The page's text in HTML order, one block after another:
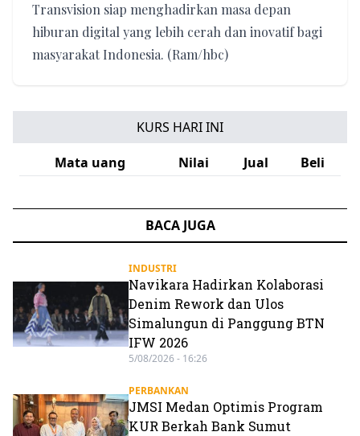
Transvision siap menghadirkan masa depan
hiburan digital yang lebih cerah dan inovatif bagi
masyarakat Indonesia. (Ram/hbc)
KURS HARI INI
Mata uang
Nilai Jual Beli
BACA JUGA
INDUSTRI
Navikara Hadirkan Kolaborasi
Denim Rework dan Ulos
Simalungun di Panggung BTN
IFW 2026
5/08/2026 - 16:26
PERBANKAN
JMSI Medan Optimis Program
KUR Berkah Bank Sumut